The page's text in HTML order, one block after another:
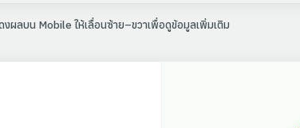
ผลบน Mobile ให้เลื่อนซ้าย–ขวาเพื่อดูข้อมูลเพิ่มเติม